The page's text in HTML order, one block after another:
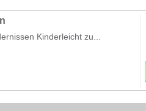
Kinderleicht zu...